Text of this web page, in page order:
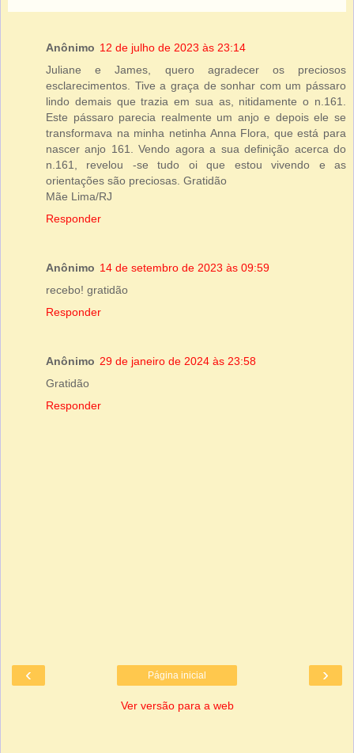
Anônimo 12 de julho de 2023 às 23:14
Juliane e James, quero agradecer os preciosos
esclarecimentos. Tive a graça de sonhar com um pássaro
lindo demais que trazia em sua as, nitidamente o n.161.
Este pássaro parecia realmente um anjo e depois ele se
transformava na minha netinha Anna Flora, que está para
nascer anjo 161. Vendo agora a sua definição acerca do
n.161, revelou -se tudo oi que estou vivendo e as
orientações são preciosas. Gratidão
Mãe Lima/RJ
Responder
Anônimo 14 de setembro de 2023 às 09:59
recebo! gratidão
Responder
Anônimo 29 de janeiro de 2024 às 23:58
Gratidão
Responder
‹ ›
Página inicial
Ver versão para a web